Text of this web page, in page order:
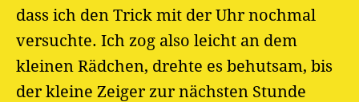
dass ich den Trick mit der Uhr nochmal
versuchte. Ich zog also leicht an dem
kleinen Rädchen, drehte es behutsam, bis
der kleine Zeiger zur nächsten Stunde